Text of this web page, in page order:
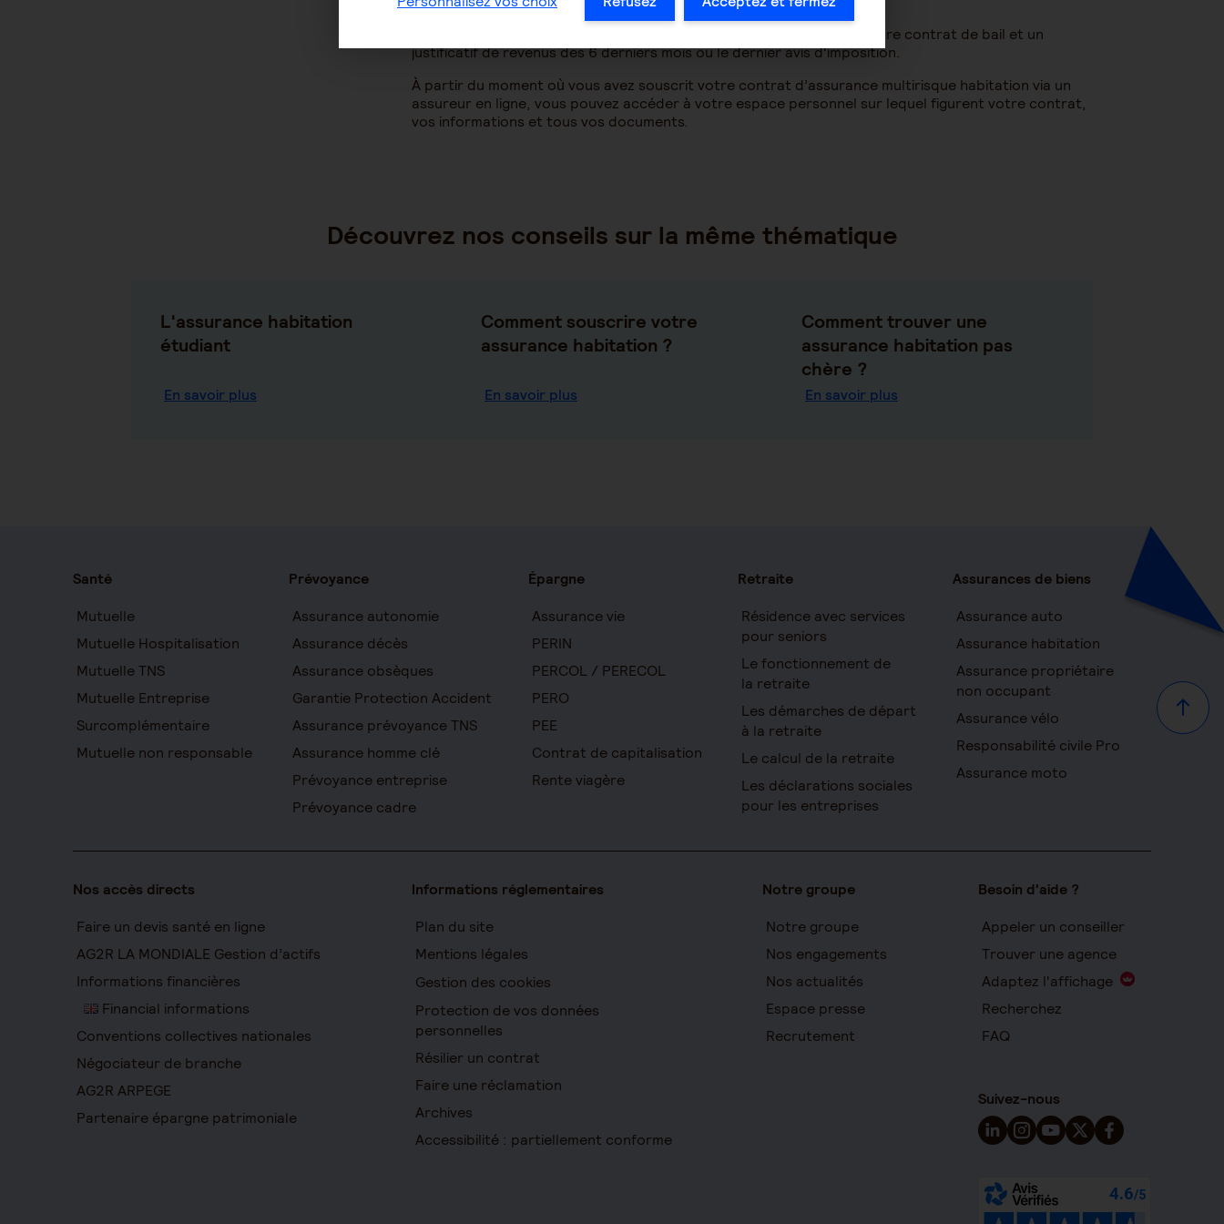
Et si vous êtes locataire, vous devez fournir également la copie de votre contrat de bail et un
justificatif de revenus des 6 derniers mois ou le dernier avis d'imposition.
À partir du moment où vous avez souscrit votre contrat d’assurance multirisque habitation via un
assureur en ligne, vous pouvez accéder à votre espace personnel sur lequel figurent votre contrat,
vos informations et tous vos documents.
Découvrez nos conseils sur la même thématique
L'assurance habitation
étudiant
En savoir plus
Comment souscrire votre
assurance habitation ?
En savoir plus
Comment trouver une
assurance habitation pas
chère ?
En savoir plus
Haut
Santé
Mutuelle
Mutuelle Hospitalisation
Mutuelle TNS
Mutuelle Entreprise
Surcomplémentaire
Mutuelle non responsable
Prévoyance
Assurance autonomie
Assurance décès
Assurance obsèques
Garantie Protection Accident
Assurance prévoyance TNS
Assurance homme clé
Prévoyance entreprise
Prévoyance cadre
Épargne
Assurance vie
PERIN
PERCOL / PERECOL
PERO
PEE
Contrat de capitalisation
Rente viagère
Retraite
Résidence avec services
pour seniors
Le fonctionnement de
la retraite
Les démarches de départ
à la retraite
Le calcul de la retraite
Les déclarations sociales
pour les entreprises
Assurances de biens
Assurance auto
Assurance habitation
Assurance propriétaire
non occupant
Assurance vélo
Responsabilité civile Pro
Assurance moto
Nos accès directs
Faire un devis santé en ligne
AG2R LA MONDIALE Gestion d’actifs
Informations financières
Financial informations
Conventions collectives nationales
Négociateur de branche
AG2R ARPEGE
Partenaire épargne patrimoniale
Informations réglementaires
Plan du site
Mentions légales
Gestion des cookies
Protection de vos données
personnelles
Résilier un contrat
Faire une réclamation
Archives
Accessibilité : partiellement conforme
Notre groupe
Notre groupe
Nos engagements
Nos actualités
Espace presse
Recrutement
Besoin d'aide ?
Appeler un conseiller
Trouver une agence
Adaptez l'affichage
Recherchez
FAQ
Suivez-nous
Suivez-nous sur LinkedIn -
Suivez-nous sur Instagram -
Suivez-nous sur YouTube
Suivez-nous sur X -
Suivez-nous sur